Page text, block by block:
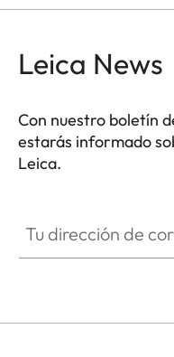
Leica News
Con nuestro boletín
estarás informado
Leica.